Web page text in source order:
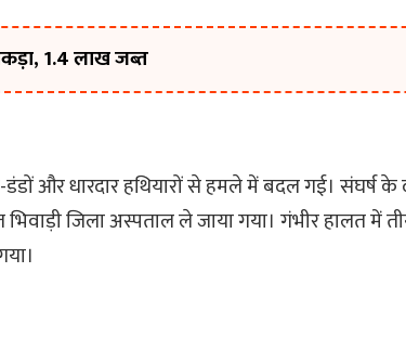
₹1.4 लाख जब्त
और धारदार हथियारों से हमले में बदल गई। संघर्ष के
जिला अस्पताल ले जाया गया। गंभीर हालत में